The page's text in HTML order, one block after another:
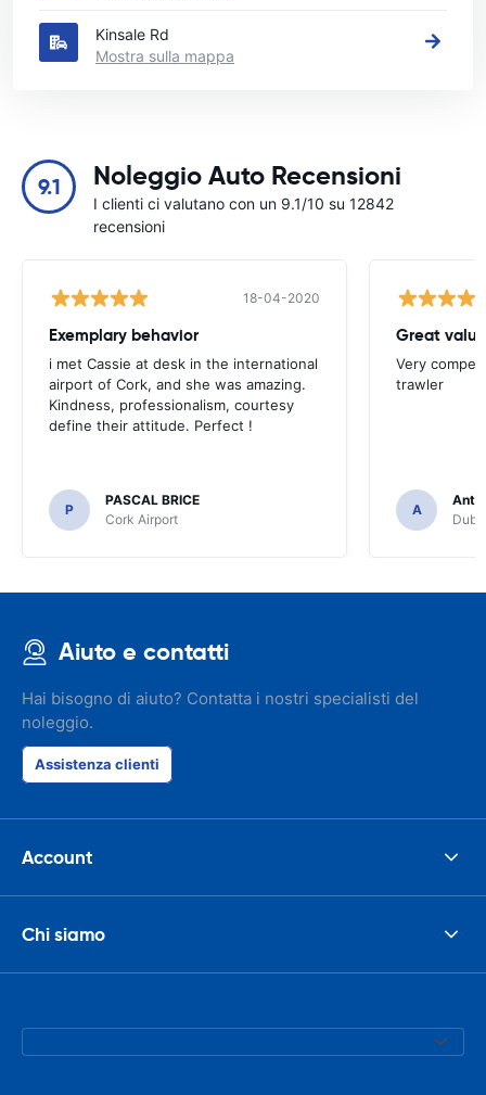
Kinsale Rd
Mostra sulla mappa
9.1 Noleggio Auto Recensioni
I clienti ci valutano con un 9.1/10 su 12842
recensioni
18-04-2020
Exemplary behavior
i met Cassie at desk in the international
airport of Cork, and she was amazing.
Kindness, professionalism, courtesy
define their attitude. Perfect !
P
PASCAL BRICE
Cork Airport
Great value
Very
trawler
A
Aiuto e contatti
Hai bisogno di aiuto? Contatta i nostri specialisti del
noleggio.
Assistenza clienti
Account
Chi siamo